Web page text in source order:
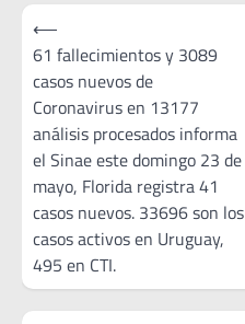
Navegación
de
entradas
⟵
61 fallecimientos y 3089
casos nuevos de
Coronavirus en 13177
análisis procesados informa
el Sinae este domingo 23 de
mayo, Florida registra 41
casos nuevos. 33696 son los
casos activos en Uruguay,
495 en CTI.